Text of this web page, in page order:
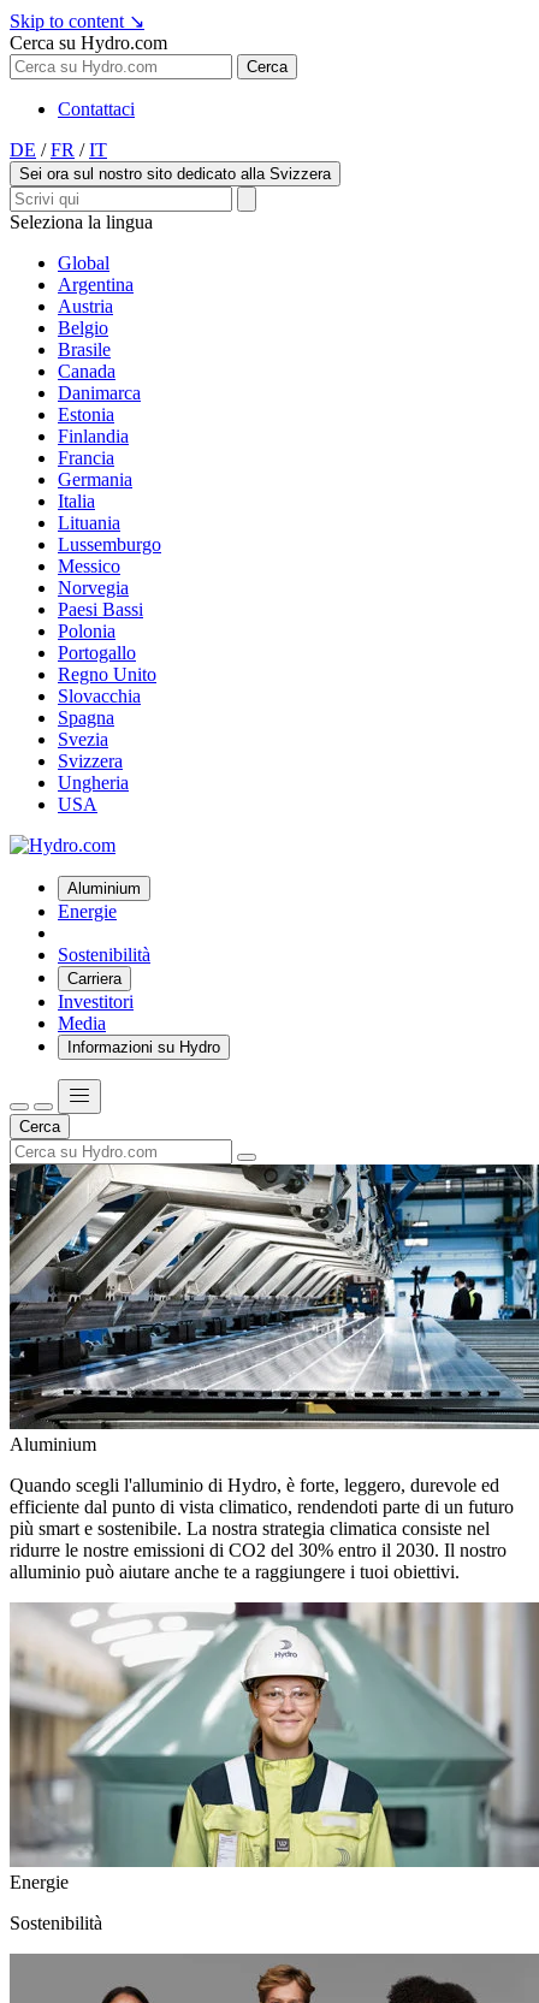
Skip to content ↘
Cerca su Hydro.com
Cerca
Contattaci
DE / FR / IT
Sei ora sul nostro sito dedicato alla Svizzera
Seleziona la lingua
Global
Argentina
Austria
Belgio
Brasile
Canada
Danimarca
Estonia
Finlandia
Francia
Germania
Italia
Lituania
Lussemburgo
Messico
Norvegia
Paesi Bassi
Polonia
Portogallo
Regno Unito
Slovacchia
Spagna
Svezia
Svizzera
Ungheria
USA
Aluminium
Energie
Sostenibilità
Carriera
Investitori
Media
Informazioni su Hydro
Cerca
Aluminium
Quando scegli l'alluminio di Hydro, è forte, leggero, durevole ed
efficiente dal punto di vista climatico, rendendoti parte di un futuro
più smart e sostenibile. La nostra strategia climatica consiste nel
ridurre le nostre emissioni di CO2 del 30% entro il 2030. Il nostro
alluminio può aiutare anche te a raggiungere i tuoi obiettivi.
Energie
Sostenibilità